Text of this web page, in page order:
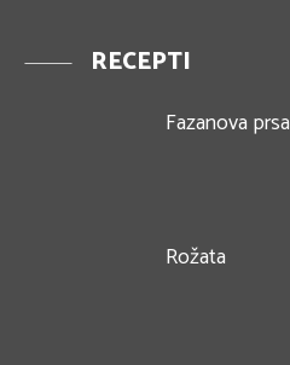
RECEPTI
Fazanova prsa
Rožata